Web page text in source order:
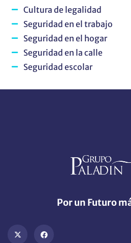
Cultura de legalidad
Seguridad en el trabajo
Seguridad en el hogar
Seguridad en la calle
Seguridad escolar
Por un Futuro